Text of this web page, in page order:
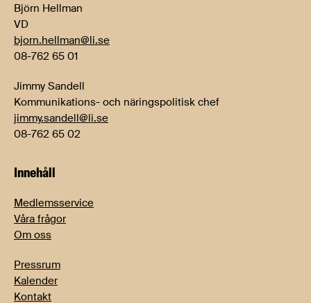
Björn Hellman
VD
bjorn.hellman@li.se
08-762 65 01
Jimmy Sandell
Kommunikations- och näringspolitisk chef
jimmy.sandell@li.se
08-762 65 02
Innehåll
Medlemsservice
Våra frågor
Om oss
Pressrum
Kalender
Kontakt